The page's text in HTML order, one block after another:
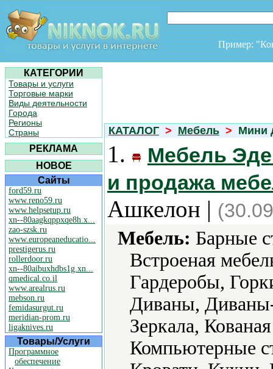
Пример:
КАТЕГОРИИ
Товары и услуги
Торговые марки
Виды деятельности
Города
Регионы
Страны
РЕКЛАМА
НОВОЕ
Сайты
ford59.ru
www.reno59.ru
www.helpsetup.ru
xn--80aagkqppxqe8h.x...
zao-szsk.ru
www.europeaneducatio...
prestigerus.ru
rollerdoor.ru
xn--80aibuxhdbs1g.xn...
qmedical.co.il
www.arealrus.ru
mebson.ru
femidasurgut.ru
meridian-prom.ru
ligaknives.ru
Товары/Услуги
Программное
обеспечение
КАТАЛОГ > Мебель > Мини
1.
Мебель
и продажа
Ашкелон |
Мебель: Барные
Встроеная
Гардеробы,
Диваны,
Зеркала,
Компьютерные